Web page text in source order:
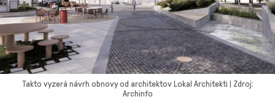
Takto vyzerá návrh obnovy od architektov Lokal Architekti | Zdroj:
Archinfo